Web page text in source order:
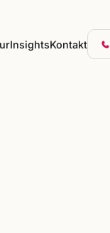
InsightsKontakt